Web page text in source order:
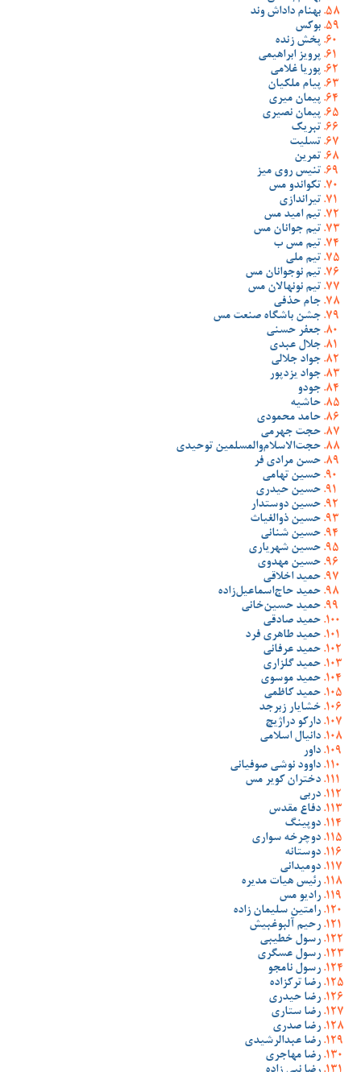
بهنام داداش وند
بوکس
پخش زنده
پرویز ابراهیمی
پوریا غلامی
پیام ملکیان
پیمان میری
پیمان نصیری
تبریک
تسلیت
تمرین
تنیس روی میز
تکواندو مس
تیراندازی
تیم امید مس
تیم جوانان مس
تیم مس ب
تیم ملی
تیم نوجوانان مس
تیم نونهالان مس
جام حذفی
جشن باشگاه صنعت مس
جعفر حسنی
جلال عبدی
جواد جلالی
جواد یزدپور
جودو
حاشیه
حامد محمودی
حجت جهرمی
حجت‌الاسلام‌والمسلمین توحیدی
حسن مرادی فر
حسین تهامی
حسین حیدری
حسین دوستدار
حسین ذوالغیاث
حسین شنانی
حسین شهریاری
حسین مهدوی
حمید اخلاقی
حمید حاج‌اسماعیل‌زاده
حمید حسین‌خانی
حمید صادقی
حمید طاهری فرد
حمید عرفانی
حمید گلزاری
حمید موسوی
حمید کاظمی
خشایار زبرجد
دارکو دراژیچ
دانیال اسلامی
داور
داوود نوشی صوفیانی
دختران کویر مس
دربی
دفاع مقدس
دوپینگ
دوچرخه سواری
دوستانه
دومیدانی
رئیس هیات مدیره
رادیو مس
رامتین سلیمان زاده
رحیم آلبوغبیش
رسول خطیبی
رسول عسگری
رسول نامجو
رضا ترکزاده
رضا حیدری
رضا ستاری
رضا صدری
رضا عبدالرشیدی
رضا مهاجری